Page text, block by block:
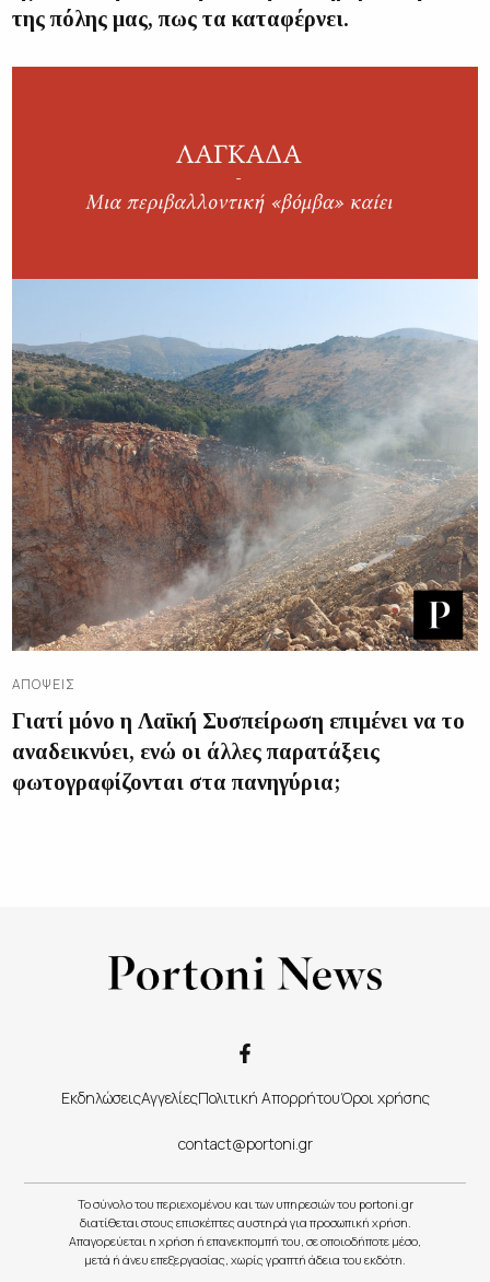
της πόλης μας, πως τα καταφέρνει.
ΑΠΌΨΕΙΣ
Γιατί μόνο η Λαϊκή Συσπείρωση επιμένει να το
αναδεικνύει, ενώ οι άλλες παρατάξεις
φωτογραφίζονται στα πανηγύρια;
ΕκδηλώσειςΑγγελίεςΠολιτική ΑπορρήτουΌροι χρήσης
contact@portoni.gr
Το σύνολο του περιεχομένου και των υπηρεσιών του portoni.gr
διατίθεται στους επισκέπτες αυστηρά για προσωπική χρήση.
Απαγορεύεται η χρήση ή επανεκπομπή του, σε οποιοδήποτε μέσο,
μετά ή άνευ επεξεργασίας, χωρίς γραπτή άδεια του εκδότη.